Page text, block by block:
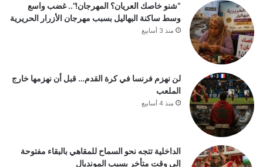
“شنو خاصك العريان؟ المهرجان!”.. غضب واسع
وسط ساكنة البهاليل بسبب مهرجان الأزرار الحريرية
منذ 3 أسابيع
لن نهزم فرنسا في كرة القدم… قبل أن نهزمها خارج
الملعب
منذ 4 أسابيع
الداخلية تتجه نحو السماح للمقاهي بالبقاء مفتوحة
إلى وقت متأخر بسبب المونديال